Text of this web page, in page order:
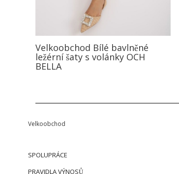
Velkoobchod Bílé bavlněné
ležérní šaty s volánky OCH
BELLA
Velkoobchod
SPOLUPRÁCE
PRAVIDLA VÝNOSŮ